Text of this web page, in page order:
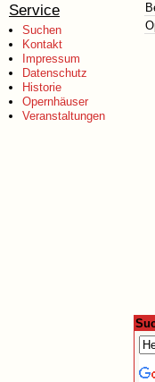
Service
Suchen
Kontakt
Impressum
Datenschutz
Historie
Opernhäuser
Veranstaltungen